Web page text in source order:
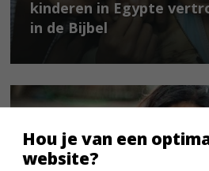
kinderen in Egypte
in de Bijbel
Hou je van een
website?